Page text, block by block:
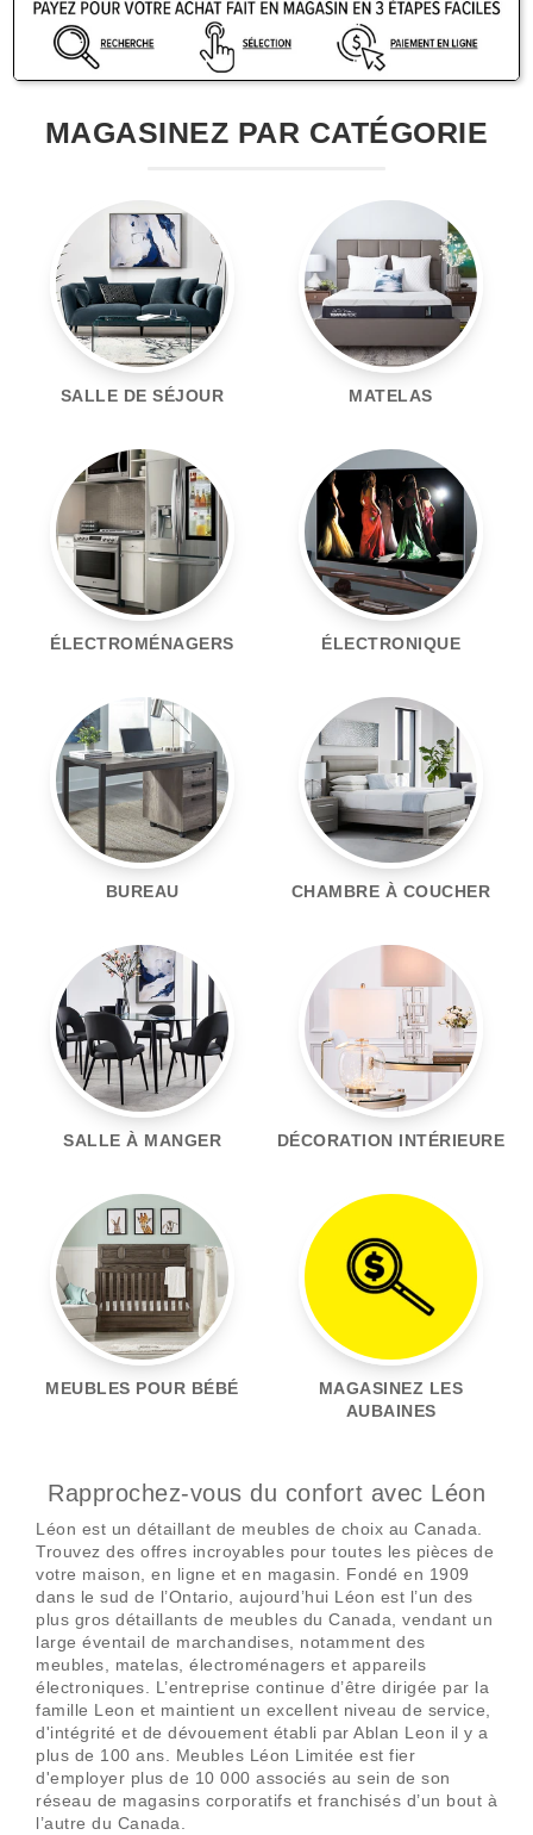
MAGASINEZ PAR CATÉGORIE
SALLE DE SÉJOUR MATELAS
ÉLECTROMÉNAGERS ÉLECTRONIQUE
BUREAU CHAMBRE À COUCHER
SALLE À MANGER DÉCORATION INTÉRIEURE
MEUBLES POUR BÉBÉ
MAGASINEZ LES
AUBAINES
Rapprochez-vous du confort avec Léon
Léon est un détaillant de meubles de choix au Canada.
Trouvez des offres incroyables pour toutes les pièces de
votre maison, en ligne et en magasin. Fondé en 1909
dans le sud de l’Ontario, aujourd’hui Léon est l’un des
plus gros détaillants de meubles du Canada, vendant un
large éventail de marchandises, notamment des
meubles, matelas, électroménagers et appareils
électroniques. L’entreprise continue d’être dirigée par la
famille Leon et maintient un excellent niveau de service,
d'intégrité et de dévouement établi par Ablan Leon il y a
plus de 100 ans. Meubles Léon Limitée est fier
d'employer plus de 10 000 associés au sein de son
réseau de magasins corporatifs et franchisés d’un bout à
l’autre du Canada.